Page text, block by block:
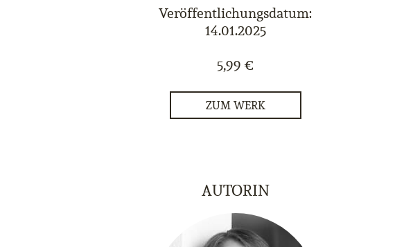
Veröffentlichungsdatum:
14.01.2025
5,99 €
ZUM WERK
AUTORIN